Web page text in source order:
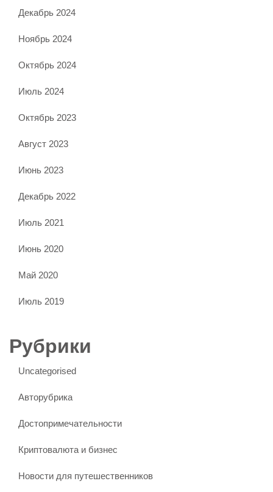
Декабрь 2024
Ноябрь 2024
Октябрь 2024
Июль 2024
Октябрь 2023
Август 2023
Июнь 2023
Декабрь 2022
Июль 2021
Июнь 2020
Май 2020
Июль 2019
Рубрики
Uncategorised
Авторубрика
Достопримечательности
Криптовалюта и бизнес
Новости для путешественников